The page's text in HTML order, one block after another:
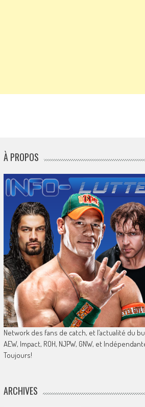
À PROPOS
Network des fans de catch, et l’actualité du
AEW, Impact, ROH, NJPW, GNW, et
Toujours!
ARCHIVES